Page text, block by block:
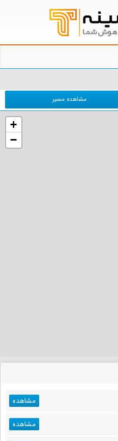
مشاهده مسیر
+
−
مشاهده
مشاهده